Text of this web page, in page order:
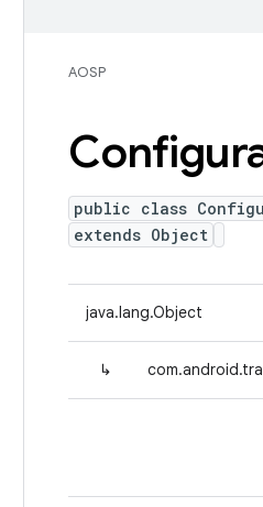
AOSP
public class
extends Object
java.lang.Object
↳